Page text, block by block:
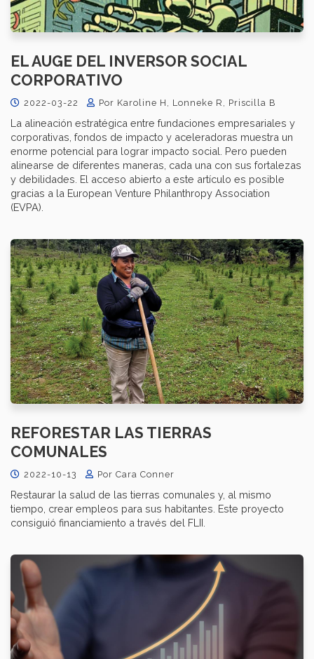
EL AUGE DEL INVERSOR SOCIAL
CORPORATIVO
2022-03-22 Por Karoline H, Lonneke R, Priscilla B
La alineación estratégica entre fundaciones empresariales y
corporativas, fondos de impacto y aceleradoras muestra un
enorme potencial para lograr impacto social. Pero pueden
alinearse de diferentes maneras, cada una con sus fortalezas
y debilidades. El acceso abierto a este artículo es posible
gracias a la European Venture Philanthropy Association
(EVPA).
REFORESTAR LAS TIERRAS
COMUNALES
2022-10-13 Por Cara Conner
Restaurar la salud de las tierras comunales y, al mismo
tiempo, crear empleos para sus habitantes. Este proyecto
consiguió financiamiento a través del FLII.